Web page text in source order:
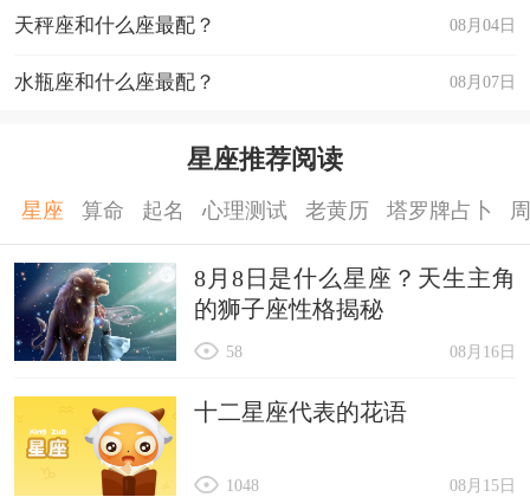
和他聊得开就爱上你。如果想要和他继续有交集下
去的话，那么这将是一场持久战。
就无法继续下去。只要你抓住双鱼男的生活习惯并
且让自己融入进去，你就会给双鱼男一种错觉
是“他，无法离开你！因为如果他离开你，那么他
的生活就无法继续”。
星座乐原创文章，转载需注明出处
08月04日
天秤座和什么座最配？
08月07日
水瓶座和什么座最配？
星座推荐阅读
星座 算命 起名 心理测试 老黄历 塔罗牌占卜
8月8日是什么星座？天生主角
的狮子座性格揭秘
08月16日
58
十二星座代表的花语
08月15日
1048